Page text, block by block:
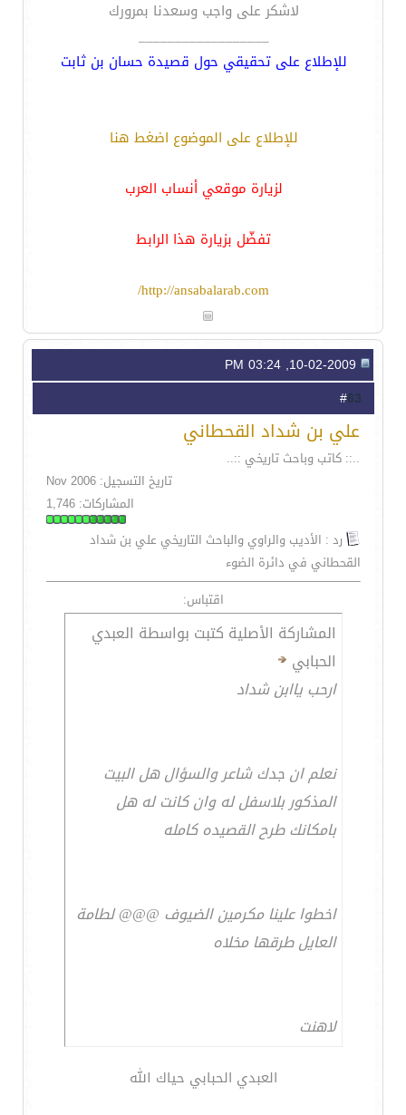
لاشكر على واجب وسعدنا بمرورك
__________________
للإطلاع على تحقيقي حول قصيدة حسان بن ثابت
للإطلاع على الموضوع اضغط هنا
لزيارة موقعي أنساب العرب
تفضّل بزيارة هذا الرابط
http://ansabalarab.com/
63
علي بن شداد القحطاني
..:: كاتب وباحث تاريخي ::..
تاريخ التسجيل: Nov 2006
المشاركات: 1,746
رد : الأديب والراوي والباحث التاريخي علي بن شداد
القحطاني في دائرة الضوء
اقتباس:
المشاركة الأصلية كتبت بواسطة العبدي
الحبابي
ارحب ياابن شداد
نعلم ان جدك شاعر والسؤال هل البيت
المذكور بلاسفل له وان كانت له هل
بامكانك طرح القصيده كامله
اخطوا علينا مكرمين الضيوف @@@ لطامة
العايل طرقها مخلاه
لاهنت
العبدي الحبابي حياك الله